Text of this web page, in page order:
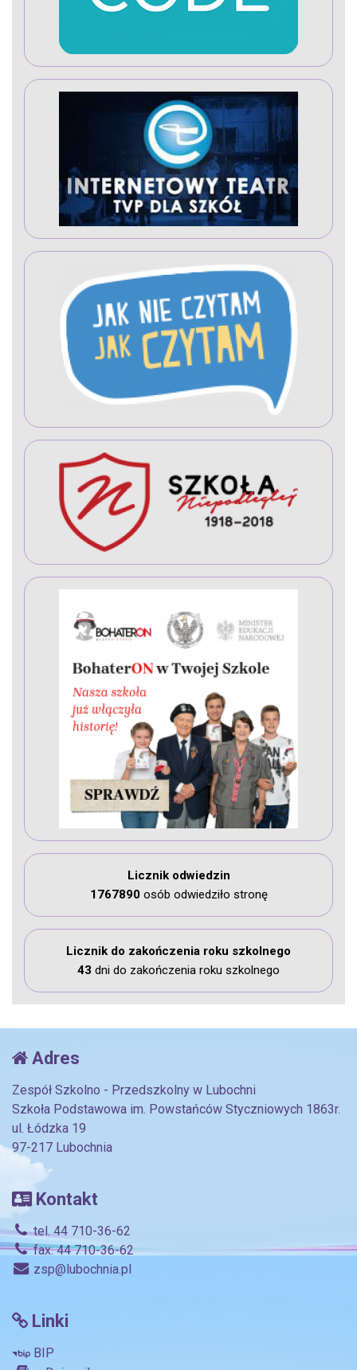
Licznik odwiedzin
1767890osób odwiedziło stronę
Licznik do zakończenia roku szkolnego
43 dni do zakończenia roku szkolnego
Adres
Zespół Szkolno - Przedszkolny w Lubochni
Szkoła Podstawowa im. Powstańców Styczniowych 1863r.
ul. Łódzka 19
97-217 Lubochnia
Kontakt
tel. 44 710-36-62
fax. 44 710-36-62
zsp@lubochnia.pl
Linki
BIP